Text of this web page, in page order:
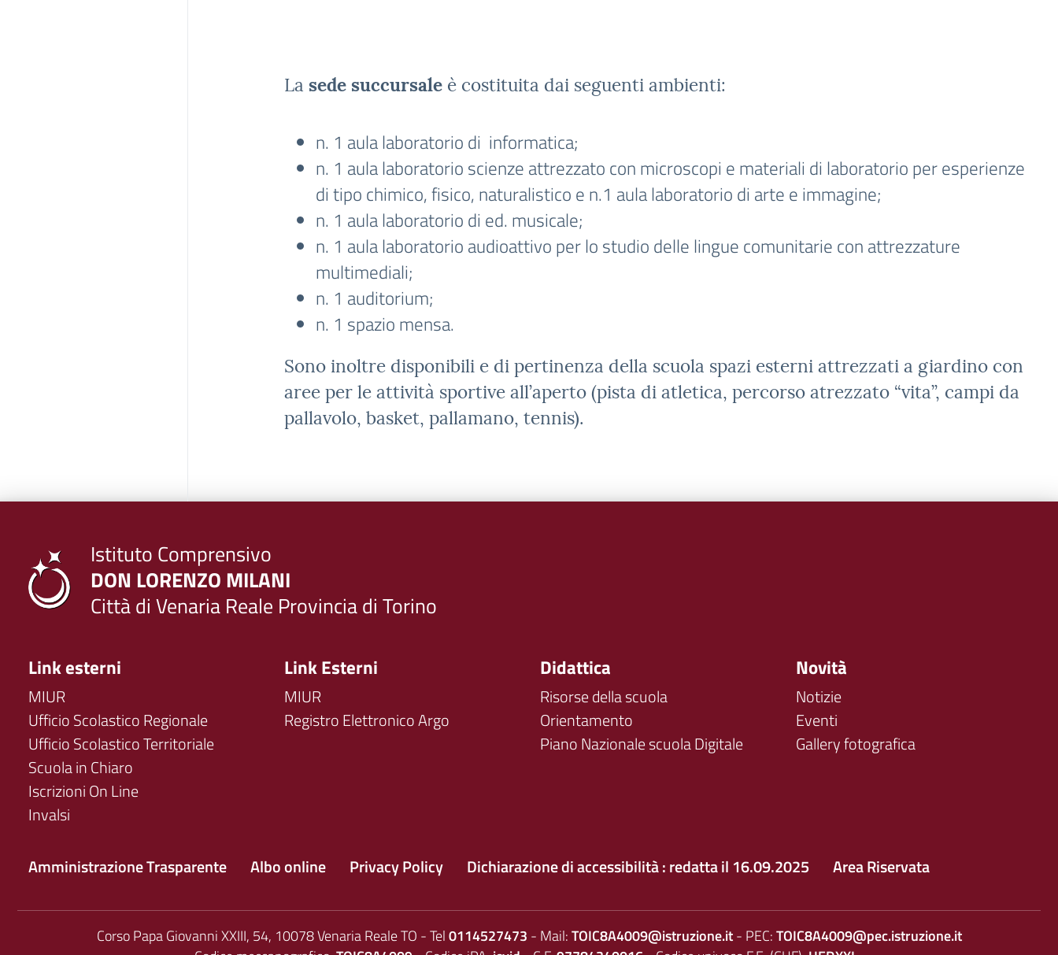
La sede succursaleè costituita dai seguenti ambienti:
n. 1 aula laboratorio di informatica;
n. 1 aula laboratorio scienze attrezzato con microscopi e materiali di laboratorio per esperienze
di tipo chimico, fisico, naturalistico e n.1 aula laboratorio di arte e immagine;
n. 1 aula laboratorio di ed. musicale;
n. 1 aula laboratorio audioattivo per lo studio delle lingue comunitarie con attrezzature
multimediali;
n. 1 auditorium;
n. 1 spazio mensa.
Sono inoltre disponibili e di pertinenza della scuola spazi esterni attrezzati a giardino con
aree per le attività sportive all’aperto (pista di atletica, percorso atrezzato “vita”, campi da
pallavolo, basket, pallamano, tennis).
Istituto Comprensivo
DON LORENZO MILANI
Città di Venaria Reale Provincia di Torino
Link esterni
MIUR
Ufficio Scolastico Regionale
Ufficio Scolastico Territoriale
Scuola in Chiaro
Iscrizioni On Line
Invalsi
Link Esterni
MIUR
Registro Elettronico Argo
Didattica
Risorse della scuola
Orientamento
Piano Nazionale scuola Digitale
Novità
Notizie
Eventi
Gallery fotografica
Amministrazione Trasparente Albo online Privacy Policy Dichiarazione di accessibilità : redatta il 16.09.2025 Area Riservata
Corso Papa Giovanni XXIII, 54, 10078 Venaria Reale TO - Tel0114527473 - Mail:TOIC8A4009@istruzione.it- PEC:TOIC8A4009@pec.istruzione.it